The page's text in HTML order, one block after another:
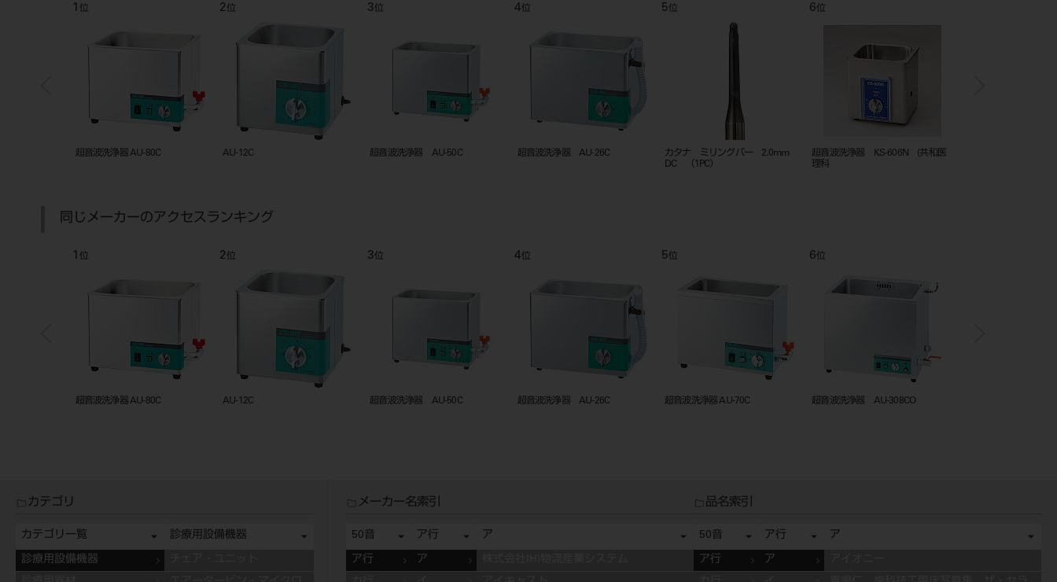
1 位
超音波洗浄器 AU-80C
2 位
AU-12C
3位
超音波洗浄器 AU-50C
4位
超音波洗浄器 AU-26C
5位
カタナ ミリングバー 2.0mm
DC （1PC）
6位
超音波洗浄器 KS-606N (共和医
理科
同じメーカーのアクセスランキング
1 位
超音波洗浄器 AU-80C
2 位
AU-12C
3位
超音波洗浄器 AU-50C
4位
超音波洗浄器 AU-26C
5位
超音波洗浄器 AU-70C
6位
超音波洗浄器 AU-308CO
カテゴリ
カテゴリ一覧
診療用設備機器
診療用設備機器
メーカー名索引
50音
ア行
ア行
ア
ア
品名索引
50音
ア行
ア行
ア
ア